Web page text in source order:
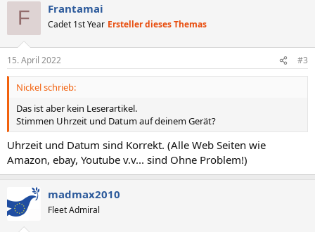
F Frantamai
Cadet 1st Year Ersteller dieses Themas
15. April 2022 #3
Nickel schrieb:
Das ist aber kein Leserartikel.
Stimmen Uhrzeit und Datum auf deinem Gerät?
Uhrzeit und Datum sind Korrekt. (Alle Web Seiten wie
Amazon, ebay, Youtube v.v... sind Ohne Problem!)
madmax2010
Fleet Admiral